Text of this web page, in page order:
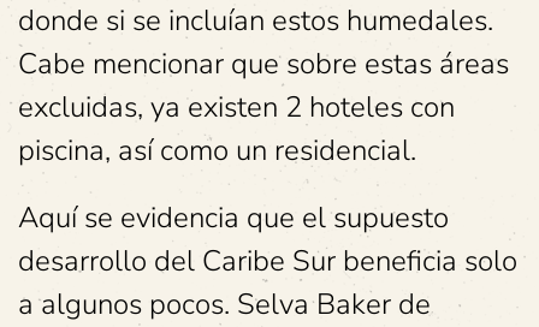
donde si se incluían estos humedales.
Cabe mencionar que sobre estas áreas
excluidas, ya existen 2 hoteles con
piscina, así como un residencial.
Aquí se evidencia que el supuesto
desarrollo del Caribe Sur beneficia solo
a algunos pocos. Selva Baker de